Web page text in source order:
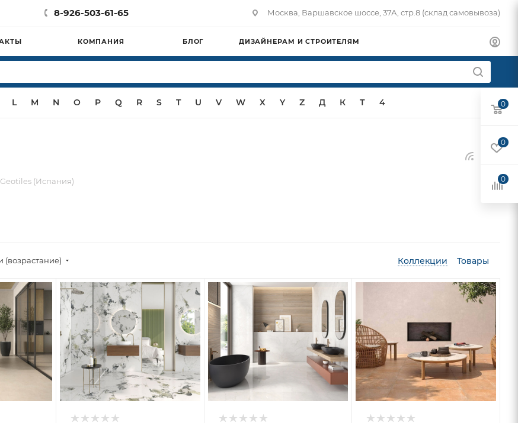
8-926-503-61-65 Москва, Варшавское шоссе, 37А, стр.8 (склад самовывоза)
КОМПАНИЯ БЛОГ ДИЗАЙНЕРАМ И СТРОИТЕЛЯМ
L M N O P Q R S T U V W X Y Z Д К Т 4
Geotiles (Испания)
(возрастание) Коллекции Товары
0
0
0